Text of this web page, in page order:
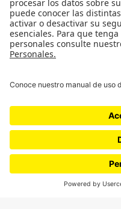
Podcasts
Ediciones especiales
Proyectos 070
SÍGUENOS
¿Quieres escribir en
CONTÁCTANOS